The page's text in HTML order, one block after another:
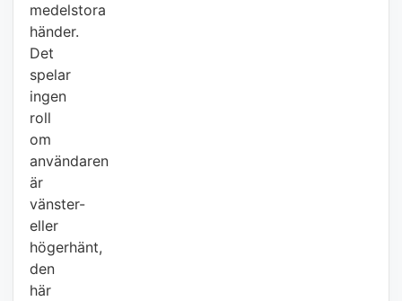
medelstora
händer.
Det
spelar
ingen
roll
om
användaren
är
vänster-
eller
högerhänt,
den
här